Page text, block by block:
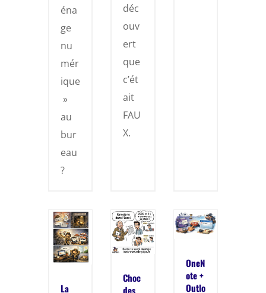
éna
ge
nu
mér
ique
»
au
bur
eau
?
déc
ouv
ert
que
c’ét
ait
FAU
X.
La
Choc
des
OneN
ote +
Outlo